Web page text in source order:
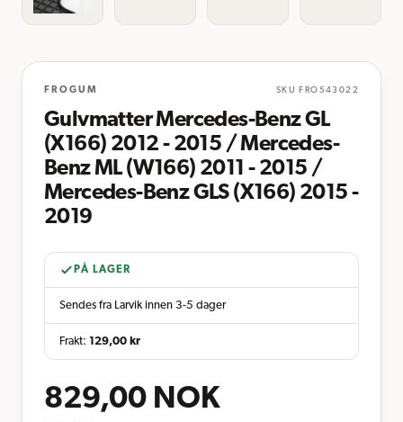
FROGUM SKU FRO543022
Gulvmatter Mercedes-Benz GL
(X166) 2012 - 2015 / Mercedes-
Benz ML (W166) 2011 - 2015 /
Mercedes-Benz GLS (X166) 2015 -
2019
PÅ LAGER
Sendes fra Larvik innen 3-5 dager
Frakt: 129,00 kr
829,00 NOK